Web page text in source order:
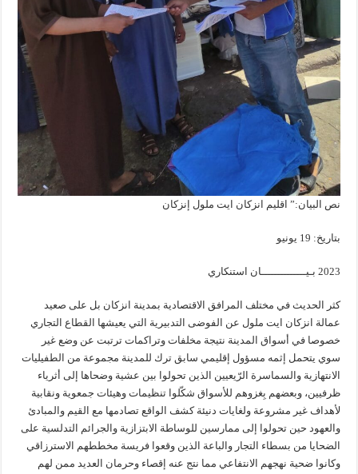
نص البيان:” اقليم انزكان ايت ملول إنزكان
بتاريخ: 19 يونيو
2023 بـيــــــــــــــان استنكاري
كثر الحديث في مختلف المرافق الاقتصادية بمدينة انزكان بل على صعيد
عمالة انزكان ايت ملول عن الفوضى التدبيرية التي يعيشها القطاع التجاري
خصوصا في أسواق المدينة نتيجة مخلفات وتراكمات ترتبت عن وضع غير
سوي يتحمل إثمه مسؤول إقليمي سابق ترك للمدينة مجموعة من الطفيليات
الانتهازية والسماسرة الرّيعيين الذين تحولوا بين عشية وضحاها إلى أثرياء
ظرفيين، وبعضهم بِغزوهم للأسواق شكّلوا تنظيمات وهيئات جمعوية ونقابية
لأهداف غير مشروعة ولغايات دنيئة كشف الواقع تصادمها مع القيم والمبادئ
والعهود حين تحولوا إلى ممارسين للوساطة الابتزازية والجرائم التدلسية على
الضحايا من بسطاء التجار والباعة الذين وقعوا فريسة مخططهم الاسترزاقي
وكانوا ضحية نهجهم الانتفاعي مما نتج عنه إقصاء وحرمان العديد ممن لهم